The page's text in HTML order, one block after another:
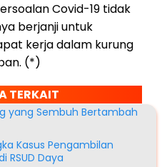
Covid-19 tidak
berjanji untuk
kerja dalam kurung
(*)
TERKAIT
yang Sembuh Bertambah
Kasus Pengambilan
RSUD Daya